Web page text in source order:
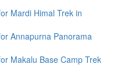
Mardi Himal Trek in
Annapurna Panorama
Makalu Base Camp Trek